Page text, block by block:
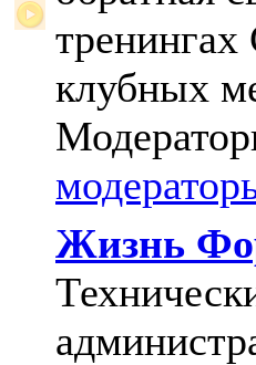
тренингах
клубных
Жизнь